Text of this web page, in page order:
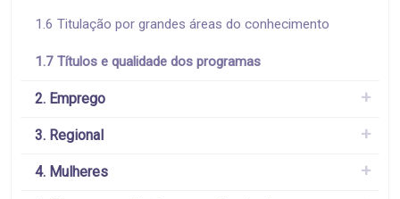
1.6 Titulação por grandes áreas do conhecimento
1.7 Títulos e qualidade dos programas
2. Emprego
3. Regional
4. Mulheres